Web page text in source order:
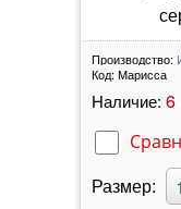
Производство:
Код: Марисса
Наличие: 6
Размер: